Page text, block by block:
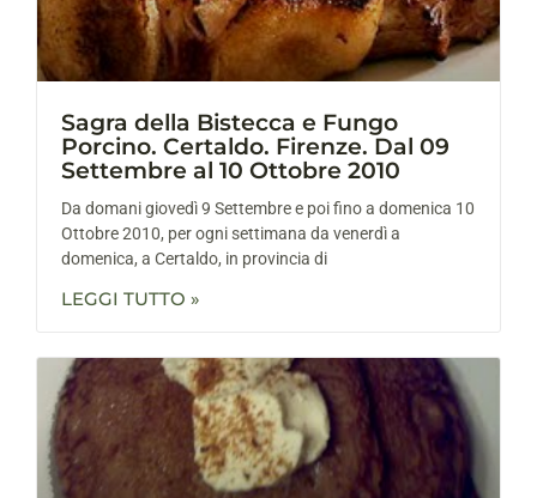
Sagra della Bistecca e Fungo
Porcino. Certaldo. Firenze. Dal 09
Settembre al 10 Ottobre 2010
Da domani giovedì 9 Settembre e poi fino a domenica 10
Ottobre 2010, per ogni settimana da venerdì a
domenica, a Certaldo, in provincia di
LEGGI TUTTO »